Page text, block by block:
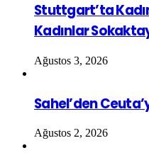
Stuttgart’ta
Kadınlar
Ağustos 3, 2026
Sahel’den
Ağustos 2, 2026